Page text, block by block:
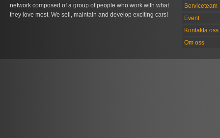
network composed of a group of people who work with what
they love most. We sell, maintain and develop exciting cars!
Serviceteam
Event
Kontakta oss
Om oss